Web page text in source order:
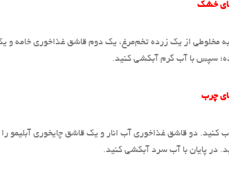
خشک
مخلوطی از یک زرده تخم‌مرغ، یک دوم قاشق غذاخوری خامه
چرب
کنید. دو قاشق غذاخوری آب انار و یک قاشق چایخوری آبلیمو
در پایان با آب سرد آبکشی کنید.